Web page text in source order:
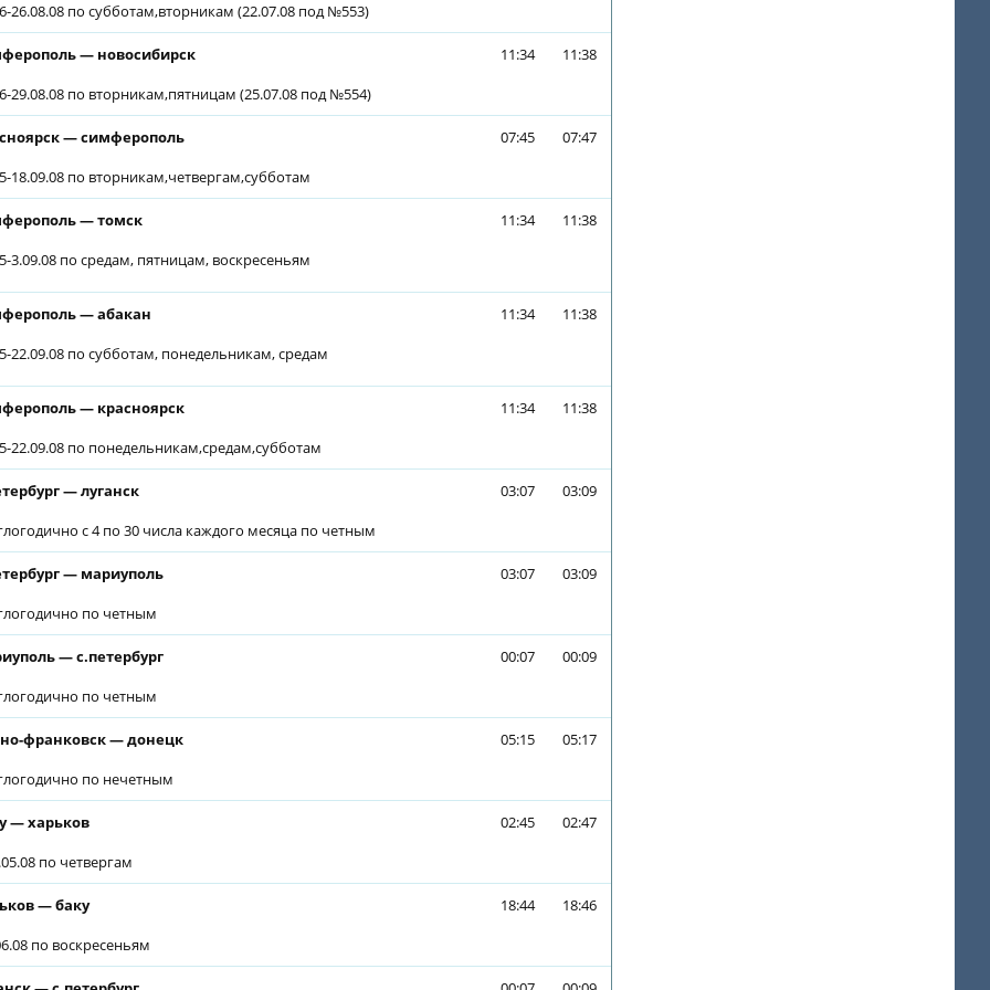
26.08.08 по субботам,вторникам (22.07.08 под №553)
— новосибирск
29.08.08 по вторникам,пятницам (25.07.08 под №554)
11:34 11:38
— симферополь
18.09.08 по вторникам,четвергам,субботам
07:45 07:47
— томск
3.09.08 по средам, пятницам, воскресеньям
11:34 11:38
— абакан
22.09.08 по субботам, понедельникам, средам
11:34 11:38
— красноярск
22.09.08 по понедельникам,средам,субботам
11:34 11:38
— луганск
с 4 по 30 числа каждого месяца по четным
03:07 03:09
— мариуполь
по четным
03:07 03:09
— с.петербург
по четным
00:07 00:09
франковск — донецк
по нечетным
05:15 05:17
— харьков
по четвергам
02:45 02:47
— баку
по воскресеньям
18:44 18:46